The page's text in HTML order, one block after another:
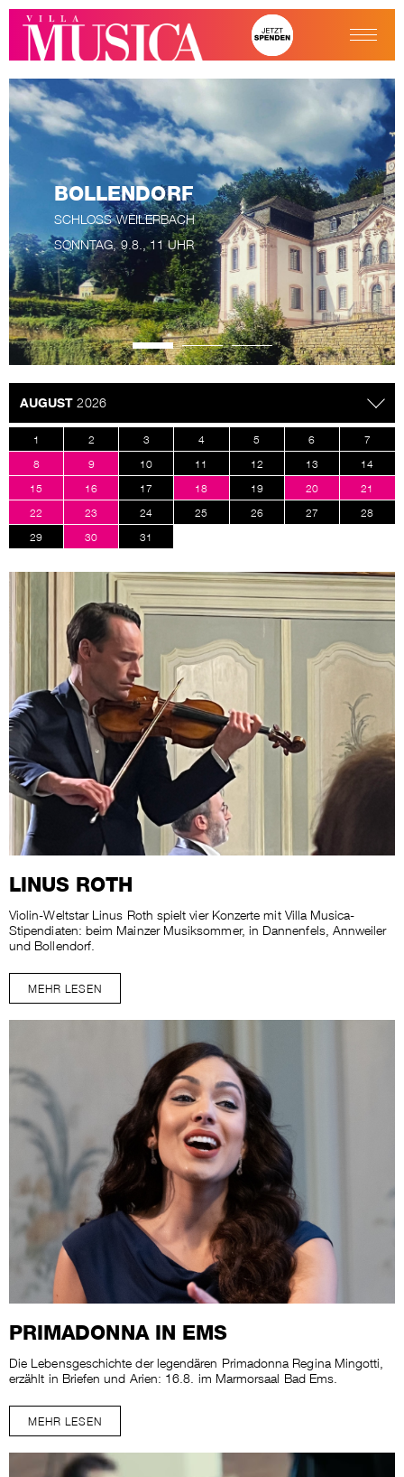
BOLLENDORF
SCHLOSS WEILERBACH
SONNTAG, 9.8., 11 UHR
AUGUST2026
1 2 3 4 5 6
7
8
9 10 11 12 13
14
15
16 17 18 19 20
21
22
23 24 25 26 27
28
29
30 31
LINUS ROTH
Violin-Weltstar Linus Roth spielt vier Konzerte mit Villa Musica-
Stipendiaten: beim Mainzer Musiksommer, in Dannenfels, Annweiler
und Bollendorf.
MEHR LESEN
PRIMADONNA IN EMS
Die Lebensgeschichte der legendären Primadonna Regina Mingotti,
erzählt in Briefen und Arien: 16.8. im Marmorsaal Bad Ems.
MEHR LESEN